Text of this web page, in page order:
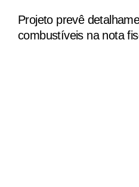
Projeto prevê
combustíveis na nota